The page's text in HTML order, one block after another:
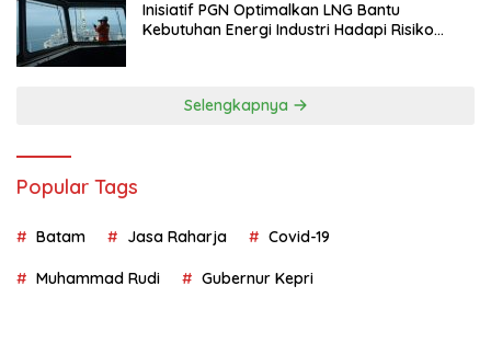
Inisiatif PGN Optimalkan LNG Bantu
Kebutuhan Energi Industri Hadapi Risiko
Selengkapnya
Popular Tags
Batam Jasa Raharja Covid-19
Muhammad Rudi Gubernur Kepri